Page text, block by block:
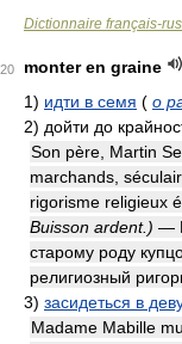
Dictionnaire français-
20
monter en graine
1) идти в семя ( о
2) дойти до
Son père, Martin
marchands,
rigorisme religieux
Buisson ardent.) —
старому роду
религиозный
3) засидеться в
Madame Mabille